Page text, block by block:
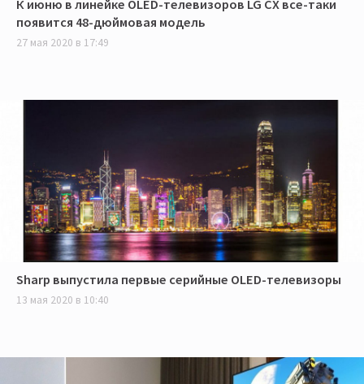
К июню в линейке OLED-телевизоров LG CX все-таки
появится 48-дюймовая модель
27 мая 2020 в 17:49
Sharp выпустила первые серийные OLED-телевизоры
13 мая 2020 в 10:40